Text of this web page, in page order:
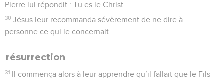
Pierre lui répondit : Tu es le Christ.
30 Jésus leur recommanda sévèrement de ne dire à
personne ce qui le concernait.
résurrection
31 Il commença alors à leur apprendre qu’il fallait que le Fils